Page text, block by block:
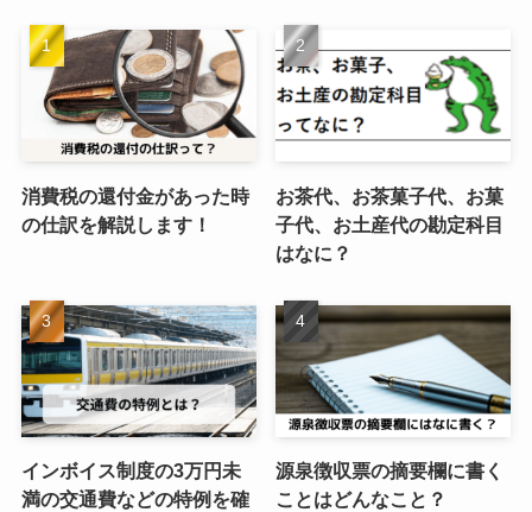
消費税の還付金があった時
の仕訳を解説します！
お茶代、お茶菓子代、お菓
子代、お土産代の勘定科目
はなに？
インボイス制度の3万円未
満の交通費などの特例を確
源泉徴収票の摘要欄に書く
ことはどんなこと？